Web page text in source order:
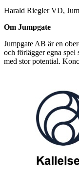
Harald Riegler VD,
Om Jumpgate
Jumpgate AB är en
och förlägger egna spel
med stor potential.